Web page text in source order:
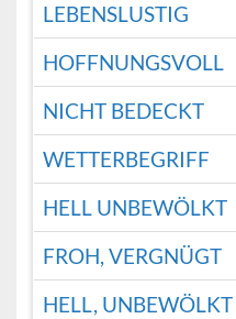
LEBENSLUSTIG
HOFFNUNGSVOLL
NICHT BEDECKT
WETTERBEGRIFF
HELL UNBEWÖLKT
FROH, VERGNÜGT
HELL, UNBEWÖLKT